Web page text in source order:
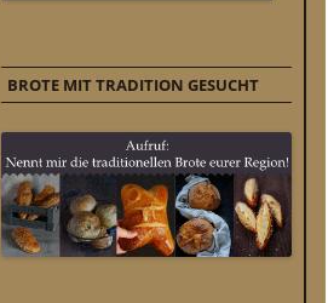
BROTE MIT TRADITION GESUCHT